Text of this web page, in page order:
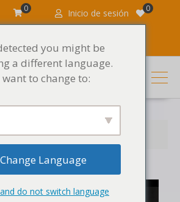
Inicio de sesión 0
0
de Scratch Cómo rascarse
you might be
a different language.
to change to:
Change Language
do not switch language